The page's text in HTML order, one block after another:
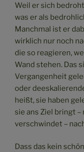
Weil er sich
was er als
Manchmal ist er
wirklich nur noch
die so reagieren,
Wand stehen. Das
Vergangenheit
oder
heißt, sie haben
sie ans Ziel bringt
verschwindet –
Dass das kein